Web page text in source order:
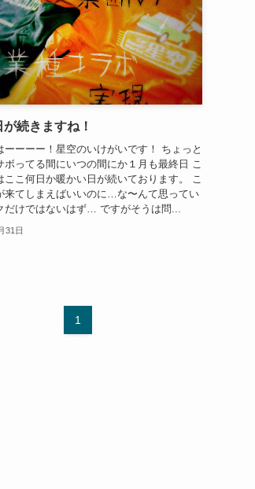
が続きますね！
ーーーー！星空のいけがいです！ ちょっと
ボってる間にいつの間にか１月も最終日 こ
ここ何日か暖かい日が続いております。 こ
来てしまえばいいのに…な〜んて思ってい
だけではないはず… ですがそうは問...
31日
1